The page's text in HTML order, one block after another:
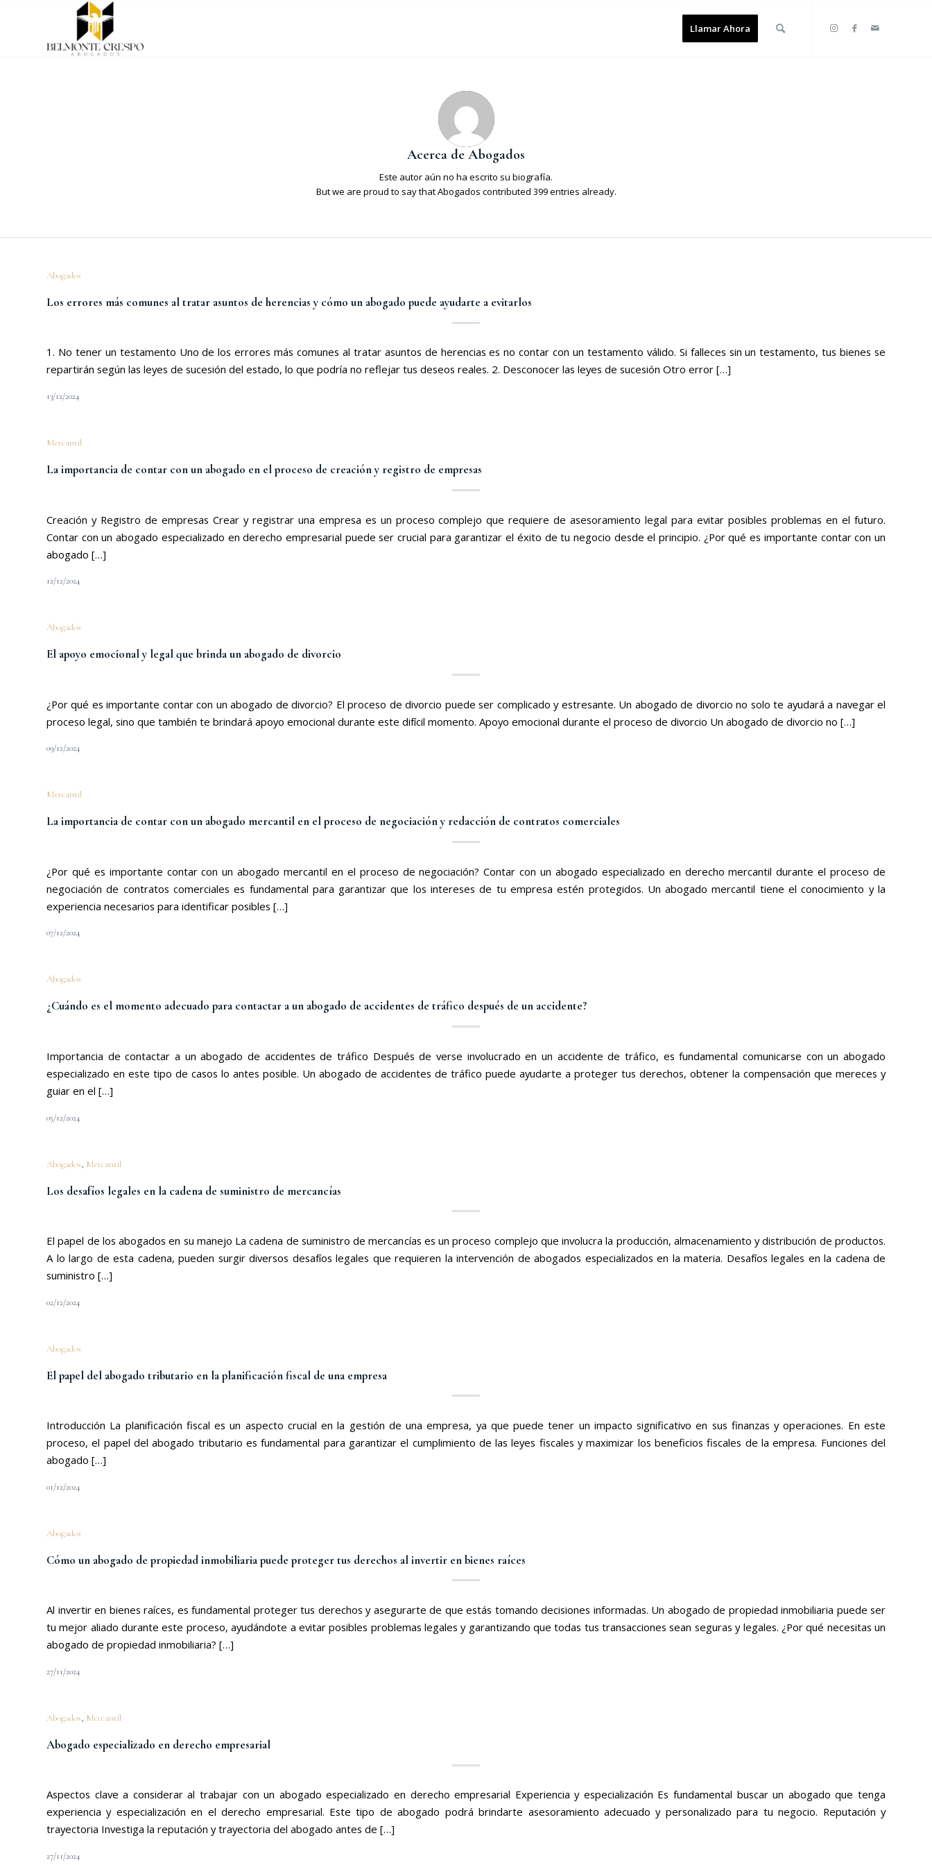
Llamar Ahora
Acerca de Abogados
Este autor aún no ha escrito su biografía.
But we are proud to say thatAbogados contributed 399 entries already.
Abogados
Los errores más comunes al tratar asuntos de herencias y cómo un abogado puede ayudarte a evitarlos
1. No tener un testamento Uno de los errores más comunes al tratar asuntos de herencias es no contar con un testamento válido. Si falleces sin un testamento, tus bienes se
repartirán según las leyes de sucesión del estado, lo que podría no reflejar tus deseos reales. 2. Desconocer las leyes de sucesión Otro error […]
13/12/2024
Mercantil
La importancia de contar con un abogado en el proceso de creación y registro de empresas
Creación y Registro de empresas Crear y registrar una empresa es un proceso complejo que requiere de asesoramiento legal para evitar posibles problemas en el futuro.
Contar con un abogado especializado en derecho empresarial puede ser crucial para garantizar el éxito de tu negocio desde el principio. ¿Por qué es importante contar con un
abogado […]
12/12/2024
Abogados
El apoyo emocional y legal que brinda un abogado de divorcio
¿Por qué es importante contar con un abogado de divorcio? El proceso de divorcio puede ser complicado y estresante. Un abogado de divorcio no solo te ayudará a navegar el
proceso legal, sino que también te brindará apoyo emocional durante este difícil momento. Apoyo emocional durante el proceso de divorcio Un abogado de divorcio no […]
09/12/2024
Mercantil
La importancia de contar con un abogado mercantil en el proceso de negociación y redacción de contratos comerciales
¿Por qué es importante contar con un abogado mercantil en el proceso de negociación? Contar con un abogado especializado en derecho mercantil durante el proceso de
negociación de contratos comerciales es fundamental para garantizar que los intereses de tu empresa estén protegidos. Un abogado mercantil tiene el conocimiento y la
experiencia necesarios para identificar posibles […]
07/12/2024
Abogados
¿Cuándo es el momento adecuado para contactar a un abogado de accidentes de tráfico después de un accidente?
Importancia de contactar a un abogado de accidentes de tráfico Después de verse involucrado en un accidente de tráfico, es fundamental comunicarse con un abogado
especializado en este tipo de casos lo antes posible. Un abogado de accidentes de tráfico puede ayudarte a proteger tus derechos, obtener la compensación que mereces y
guiar en el […]
05/12/2024
Abogados, Mercantil
Los desafíos legales en la cadena de suministro de mercancías
El papel de los abogados en su manejo La cadena de suministro de mercancías es un proceso complejo que involucra la producción, almacenamiento y distribución de productos.
A lo largo de esta cadena, pueden surgir diversos desafíos legales que requieren la intervención de abogados especializados en la materia. Desafíos legales en la cadena de
suministro […]
02/12/2024
Abogados
El papel del abogado tributario en la planificación fiscal de una empresa
Introducción La planificación fiscal es un aspecto crucial en la gestión de una empresa, ya que puede tener un impacto significativo en sus finanzas y operaciones. En este
proceso, el papel del abogado tributario es fundamental para garantizar el cumplimiento de las leyes fiscales y maximizar los beneficios fiscales de la empresa. Funciones del
abogado […]
01/12/2024
Abogados
Cómo un abogado de propiedad inmobiliaria puede proteger tus derechos al invertir en bienes raíces
Al invertir en bienes raíces, es fundamental proteger tus derechos y asegurarte de que estás tomando decisiones informadas. Un abogado de propiedad inmobiliaria puede ser
tu mejor aliado durante este proceso, ayudándote a evitar posibles problemas legales y garantizando que todas tus transacciones sean seguras y legales. ¿Por qué necesitas un
abogado de propiedad inmobiliaria? […]
27/11/2024
Abogados, Mercantil
Abogado especializado en derecho empresarial
Aspectos clave a considerar al trabajar con un abogado especializado en derecho empresarial Experiencia y especialización Es fundamental buscar un abogado que tenga
experiencia y especialización en el derecho empresarial. Este tipo de abogado podrá brindarte asesoramiento adecuado y personalizado para tu negocio. Reputación y
trayectoria Investiga la reputación y trayectoria del abogado antes de […]
27/11/2024